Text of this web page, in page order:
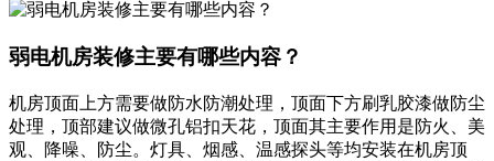
弱电机房装修主要有哪些内容？
机房顶面上方需要做防水防潮处理，顶面下方刷乳胶漆做防尘
处理，顶部建议做微孔铝扣天花，顶面其主要作用是防火、美
观、降噪、防尘。灯具、烟感、温感探头等均安装在机房顶